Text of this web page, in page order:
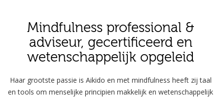
Mindfulness professional &
adviseur, gecertificeerd en
wetenschappelijk opgeleid
Haar grootste passie is Aikido en met mindfulness heeft zij taal
en tools om menselijke principien makkelijk en wetenschappelijk